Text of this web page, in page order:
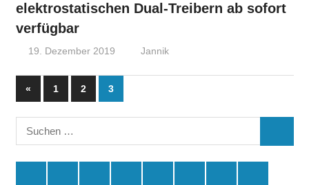
elektrostatischen Dual-Treibern ab sofort
verfügbar
19. Dezember 2019 Jannik
Seitennummerierung
der
Beiträge
«Vorherige
Beiträge
1 2 3
Suchen
nach: